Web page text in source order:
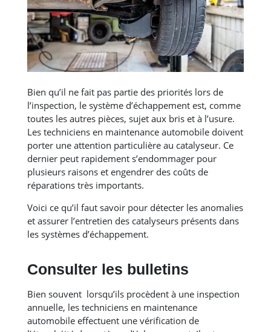
Bien qu’il ne fait pas partie des priorités lors de
l’inspection, le système d’échappement est, comme
toutes les autres pièces, sujet aux bris et à l’usure.
Les techniciens en maintenance automobile doivent
porter une attention particulière au catalyseur. Ce
dernier peut rapidement s’endommager pour
plusieurs raisons et engendrer des coûts de
réparations très importants.
Voici ce qu’il faut savoir pour détecter les anomalies
et assurer l’entretien des catalyseurs présents dans
les systèmes d’échappement.
Consulter les bulletins
Bien souvent lorsqu’ils procèdent à une inspection
annuelle, les techniciens en maintenance
automobile effectuent une vérification de